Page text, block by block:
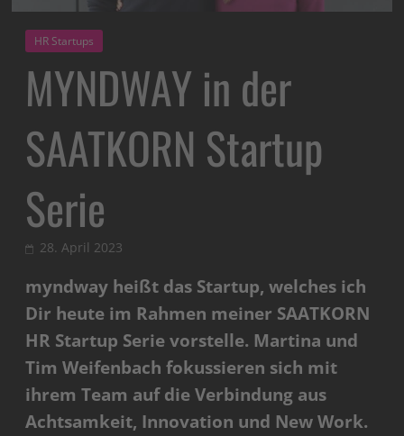
HR Startups
MYNDWAY in der
SAATKORN Startup
Serie
28. April 2023
myndway heißt das Startup, welches ich
Dir heute im Rahmen meiner SAATKORN
HR Startup Serie vorstelle. Martina und
Tim Weifenbach fokussieren sich mit
ihrem Team auf die Verbindung aus
Achtsamkeit, Innovation und New Work.